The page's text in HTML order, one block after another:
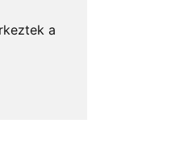
a